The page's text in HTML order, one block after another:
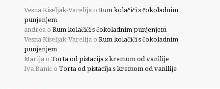
Vesna Kiseljak-Varelija o Rum kolačići s čokoladnim
punjenjem
andrea o Rum kolačići s čokoladnim punjenjem
Vesna Kiseljak-Varelija o Rum kolačići s čokoladnim
punjenjem
Marija o Torta od pistacija s kremom od vanilije
Iva Banic o Torta od pistacija s kremom od vanilije